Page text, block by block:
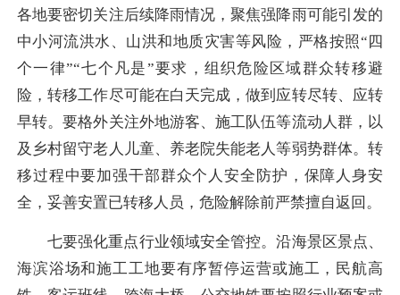
各地要密切关注后续降雨情况，聚焦强降雨可能引发的
中小河流洪水、山洪和地质灾害等风险，严格按照“四
个一律”“七个凡是”要求，组织危险区域群众转移避
险，转移工作尽可能在白天完成，做到应转尽转、应转
早转。要格外关注外地游客、施工队伍等流动人群，以
及乡村留守老人儿童、养老院失能老人等弱势群体。转
移过程中要加强干部群众个人安全防护，保障人身安
全，妥善安置已转移人员，危险解除前严禁擅自返回。
七要强化重点行业领域安全管控。沿海景区景点、
海滨浴场和施工工地要有序暂停运营或施工，民航高